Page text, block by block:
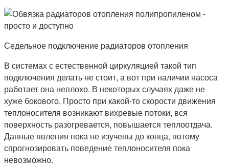
Седельное подключение радиаторов отопления
В системах с естественной циркуляцией такой тип
подключения делать не стоит, а вот при наличии насоса
работает она неплохо. В некоторых случаях даже не
хуже бокового. Просто при какой-то скорости движения
теплоносителя возникают вихревые потоки, вся
поверхность разогревается, повышается теплоотдача.
Данные явления пока не изучены до конца, потому
спрогнозировать поведение теплоносителя пока
невозможно.